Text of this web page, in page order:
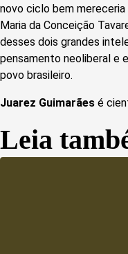
novo ciclo bem
Maria da Conceição
desses dois grandes
pensamento neoliberal e
povo brasileiro.
Juarez Guimarães é
Leia